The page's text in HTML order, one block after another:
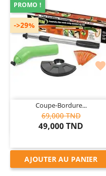

Coupe-Bordure...
69,000 TND
49,000 TND
->29%
PROMO !
AJOUTER AU PANIER